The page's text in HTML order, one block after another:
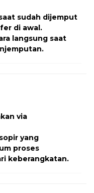
sudah dijemput
di awal.
langsung saat
via
yang
proses
keberangkatan.